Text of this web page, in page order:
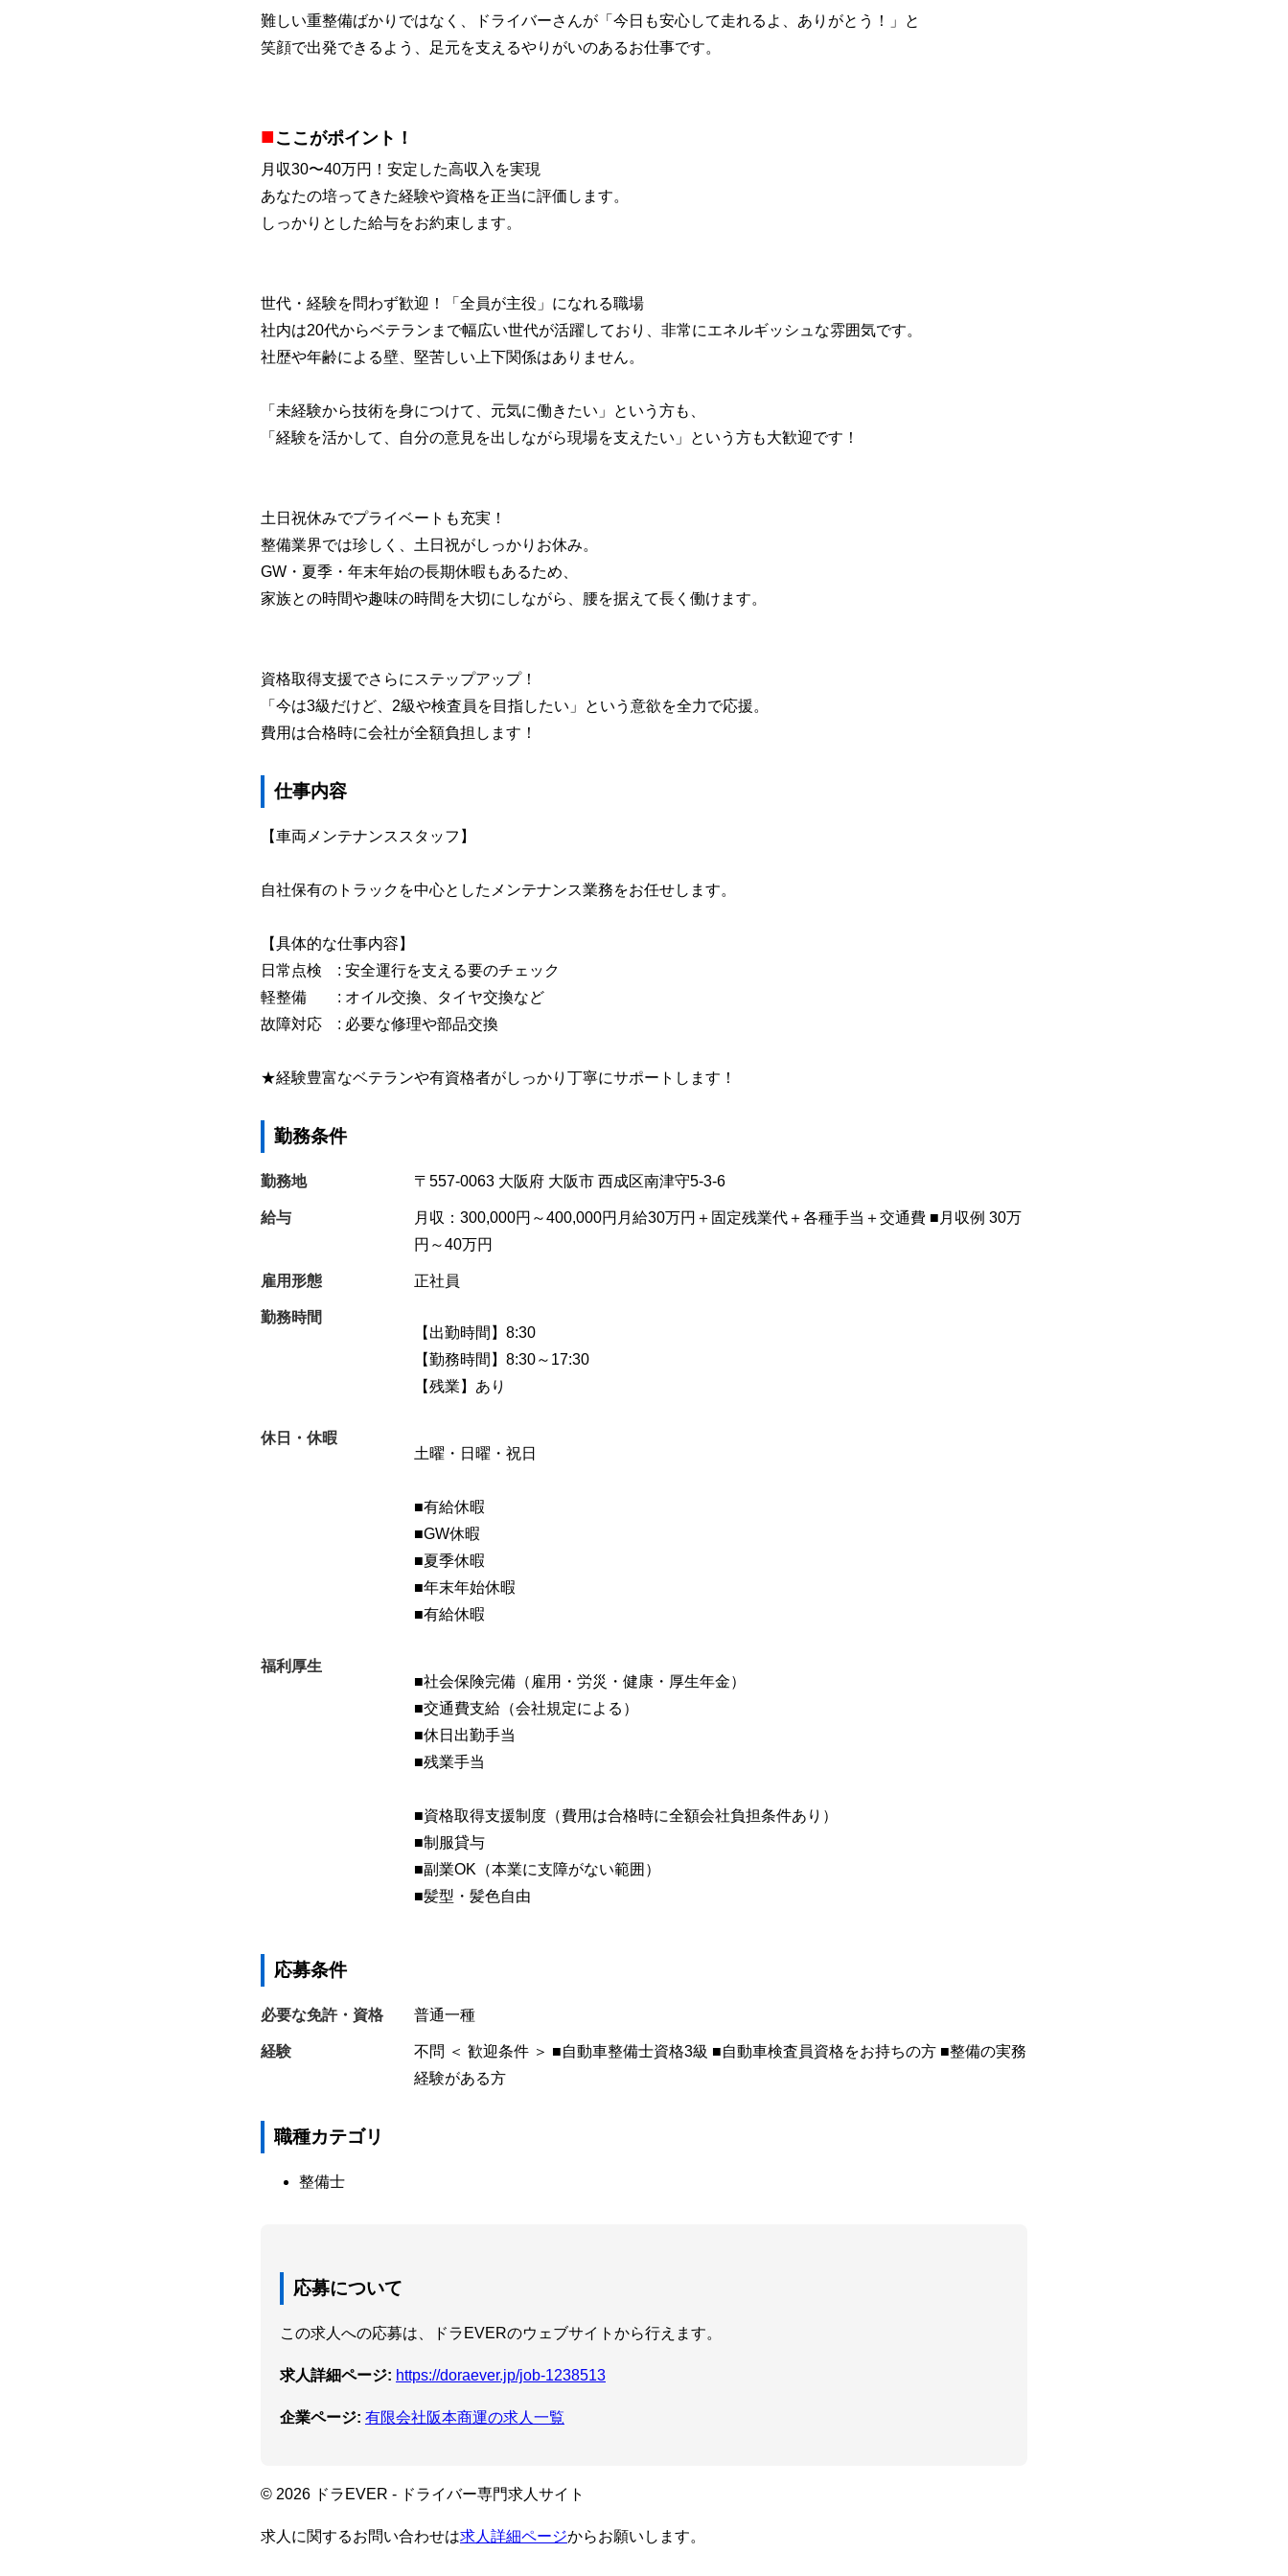
難しい重整備ばかりではなく、ドライバーさんが「今日も安心して走れるよ、ありがとう！」と
笑顔で出発できるよう、足元を支えるやりがいのあるお仕事です。
■ ここがポイント！
月収30〜40万円！安定した高収入を実現
あなたの培ってきた経験や資格を正当に評価します。
しっかりとした給与をお約束します。
世代・経験を問わず歓迎！「全員が主役」になれる職場
社内は20代からベテランまで幅広い世代が活躍しており、非常にエネルギッシュな雰囲気です。
社歴や年齢による壁、堅苦しい上下関係はありません。
「未経験から技術を身につけて、元気に働きたい」という方も、
「経験を活かして、自分の意見を出しながら現場を支えたい」という方も大歓迎です！
土日祝休みでプライベートも充実！
整備業界では珍しく、土日祝がしっかりお休み。
GW・夏季・年末年始の長期休暇もあるため、
家族との時間や趣味の時間を大切にしながら、腰を据えて長く働けます。
資格取得支援でさらにステップアップ！
「今は3級だけど、2級や検査員を目指したい」という意欲を全力で応援。
費用は合格時に会社が全額負担します！
仕事内容
【車両メンテナンススタッフ】
自社保有のトラックを中心としたメンテナンス業務をお任せします。
【具体的な仕事内容】
日常点検 : 安全運行を支える要のチェック
軽整備 : オイル交換、タイヤ交換など
故障対応 : 必要な修理や部品交換
★経験豊富なベテランや有資格者がしっかり丁寧にサポートします！
勤務条件
勤務地 〒557-0063 大阪府 大阪市 西成区南津守5-3-6
給与
月収：300,000円～400,000円月給30万円＋固定残業代＋各種手当＋交通費 ■月収例 30万
円～40万円
雇用形態 正社員
勤務時間
【出勤時間】8:30
【勤務時間】8:30～17:30
【残業】あり
休日・休暇
土曜・日曜・祝日
■有給休暇
■GW休暇
■夏季休暇
■年末年始休暇
■有給休暇
福利厚生
■社会保険完備（雇用・労災・健康・厚生年金）
■交通費支給（会社規定による）
■休日出勤手当
■残業手当
■資格取得支援制度（費用は合格時に全額会社負担条件あり）
■制服貸与
■副業OK（本業に支障がない範囲）
■髪型・髪色自由
応募条件
必要な免許・資格 普通一種
経験
不問 ＜ 歓迎条件 ＞ ■自動車整備士資格3級 ■自動車検査員資格をお持ちの方 ■整備の実務
経験がある方
職種カテゴリ
整備士
応募について
この求人への応募は、ドラEVERのウェブサイトから行えます。
求人詳細ページ: https://doraever.jp/job-1238513
企業ページ: 有限会社阪本商運の求人一覧
© 2026 ドラEVER - ドライバー専門求人サイト
求人に関するお問い合わせは求人詳細ページからお願いします。